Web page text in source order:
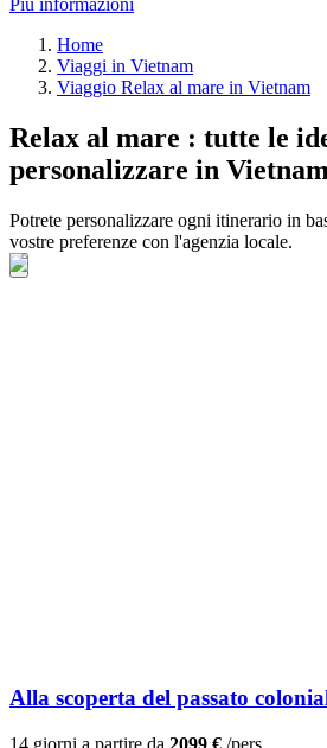
Più informazioni
Home
Viaggi in Vietnam
Viaggio Relax al mare in Vietnam
Relax al mare : tutte le
personalizzare in Vietnam
Potrete personalizzare ogni itinerario in
vostre preferenze con l'agenzia locale.
Alla scoperta del passato
14 giorni a partire da 2099 € /pers.